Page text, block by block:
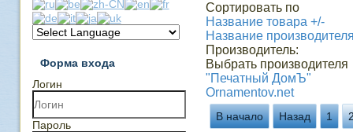
Форма входа
Логин
Пароль
Сортировать по
Название товара +/-
Название
Производитель:
Выбрать производителя
"Печатный ДомЪ"
Ornamentov.net
В начало Назад 1